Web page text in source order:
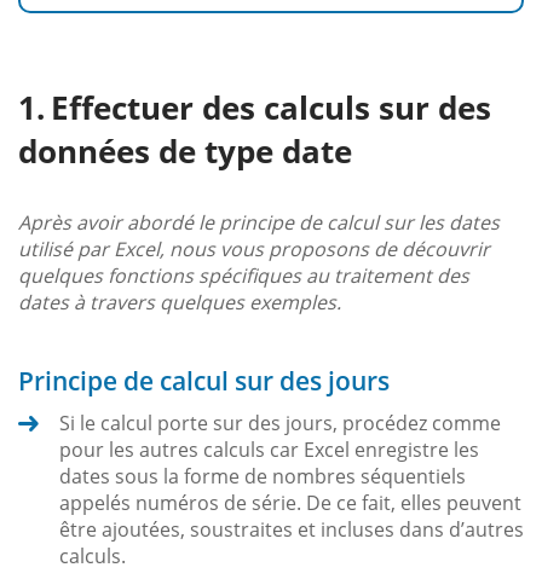
Effectuer des calculs sur des
données de type date
Après avoir abordé le principe de calcul sur les dates
utilisé par Excel, nous vous proposons de découvrir
quelques fonctions spécifiques au traitement des
dates à travers quelques exemples.
Principe de calcul sur des jours
Si le calcul porte sur des jours, procédez comme
pour les autres calculs car Excel enregistre les
dates sous la forme de nombres séquentiels
appelés numéros de série. De ce fait, elles peuvent
être ajoutées, soustraites et incluses dans d’autres
calculs.